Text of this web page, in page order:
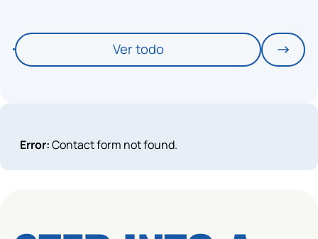
Ver todo
Error:Contact form not found.